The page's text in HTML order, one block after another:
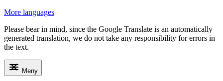
More languages
Please bear in mind, since the Google Translate is an automatically
generated translation, we do not take any responsibility for errors in
the text.
Meny